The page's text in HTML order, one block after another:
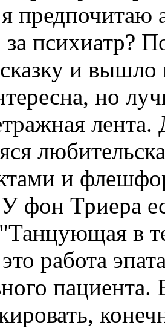
предпочитаю
психиатр?
сказку и
но
лента.
и
У фон Триера
в
работа